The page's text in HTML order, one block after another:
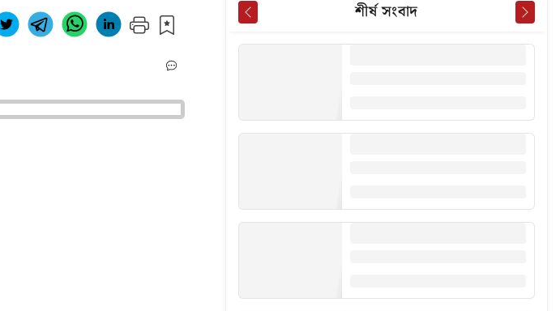
শীর্ষ সংবাদ